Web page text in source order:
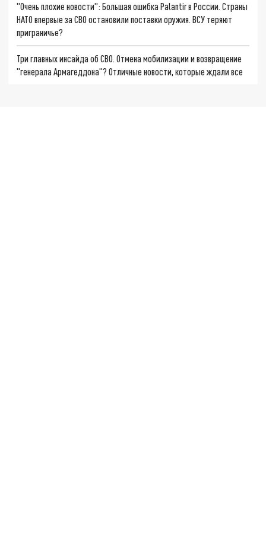
"Очень плохие новости": Большая ошибка Palantir в России. Страны
НАТО впервые за СВО остановили поставки оружия. ВСУ теряют
приграничье?
Три главных инсайда об СВО. Отмена мобилизации и возвращение
"генерала Армагеддона"? Отличные новости, которые ждали все